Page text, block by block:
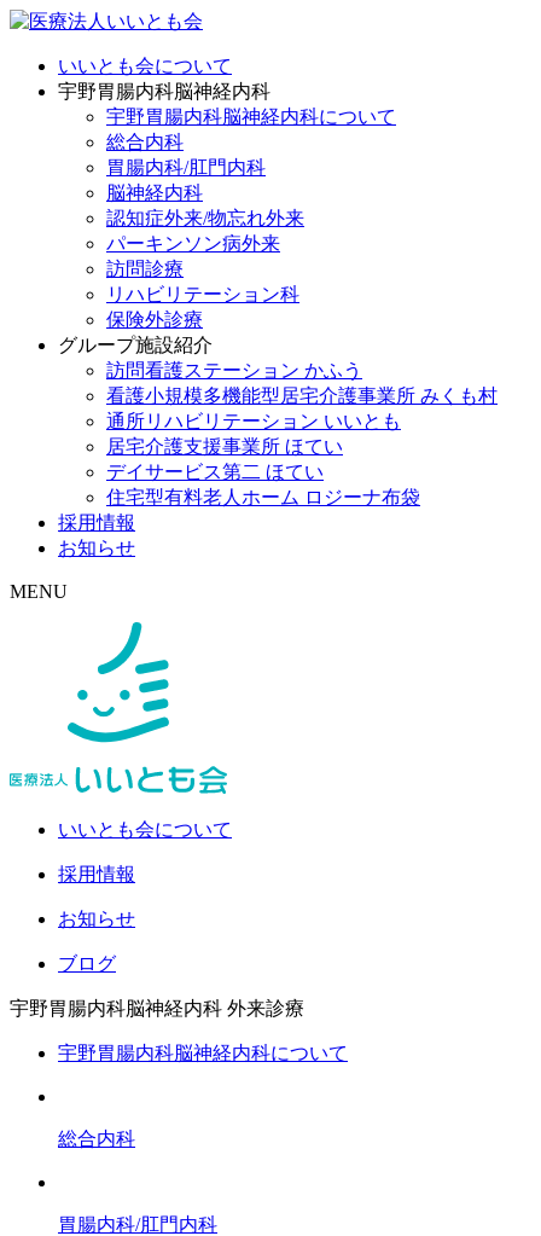
いいとも会について
宇野胃腸内科脳神経内科
宇野胃腸内科脳神経内科について
総合内科
胃腸内科/肛門内科
脳神経内科
認知症外来/物忘れ外来
パーキンソン病外来
訪問診療
リハビリテーション科
保険外診療
グループ施設紹介
訪問看護ステーション かふう
看護小規模多機能型居宅介護事業所 みくも村
通所リハビリテーション いいとも
居宅介護支援事業所 ほてい
デイサービス第二 ほてい
住宅型有料老人ホーム ロジーナ布袋
採用情報
お知らせ
MENU
いいとも会について
採用情報
お知らせ
ブログ
宇野胃腸内科脳神経内科 外来診療
宇野胃腸内科脳神経内科について
総合内科
胃腸内科/肛門内科